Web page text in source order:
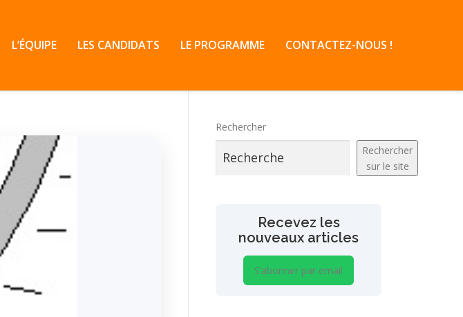
L’ÉQUIPE LES CANDIDATS LE PROGRAMME CONTACTEZ-NOUS !
Rechercher
Rechercher
sur le site
Recevez les
nouveaux articles
S’abonner par email